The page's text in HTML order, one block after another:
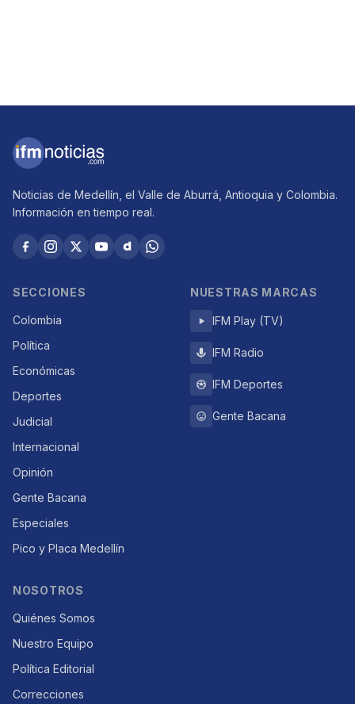
Noticias de Medellín, el Valle de Aburrá, Antioquia y Colombia.
Información en tiempo real.
SECCIONES
Colombia
Política
Económicas
Deportes
Judicial
Internacional
Opinión
Gente Bacana
Especiales
Pico y Placa Medellín
NUESTRAS MARCAS
IFM Play (TV)
IFM Radio
IFM Deportes
Gente Bacana
NOSOTROS
Quiénes Somos
Nuestro Equipo
Política Editorial
Correcciones